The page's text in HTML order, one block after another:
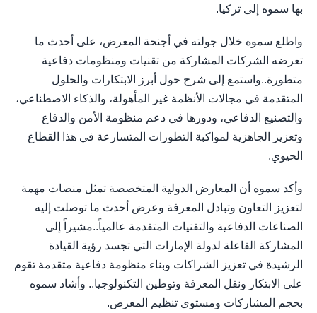
بها سموه إلى تركيا.
واطلع سموه خلال جولته في أجنحة المعرض، على أحدث ما
تعرضه الشركات المشاركة من تقنيات ومنظومات دفاعية
متطورة..واستمع إلى شرح حول أبرز الابتكارات والحلول
المتقدمة في مجالات الأنظمة غير المأهولة، والذكاء الاصطناعي،
والتصنيع الدفاعي، ودورها في دعم منظومة الأمن والدفاع
وتعزيز الجاهزية لمواكبة التطورات المتسارعة في هذا القطاع
الحيوي.
وأكد سموه أن المعارض الدولية المتخصصة تمثل منصات مهمة
لتعزيز التعاون وتبادل المعرفة وعرض أحدث ما توصلت إليه
الصناعات الدفاعية والتقنيات المتقدمة عالمياً..مشيراً إلى
المشاركة الفاعلة لدولة الإمارات التي تجسد رؤية القيادة
الرشيدة في تعزيز الشراكات وبناء منظومة دفاعية متقدمة تقوم
على الابتكار ونقل المعرفة وتوطين التكنولوجيا.. وأشاد سموه
بحجم المشاركات ومستوى تنظيم المعرض.